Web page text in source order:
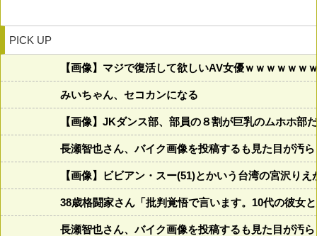
PICK UP
【画像】マジで復活して欲しいAV女優ｗｗｗｗｗｗ
みいちゃん、セコカンになる
【画像】JKダンス部、部員の８割が巨乳のムホホ部
長瀬智也さん、バイク画像を投稿するも見た目が汚
【画像】ビビアン・スー(51)とかいう台湾の宮沢り
38歳格闘家さん「批判覚悟で言います。10代の彼女
長瀬智也さん、バイク画像を投稿するも見た目が汚